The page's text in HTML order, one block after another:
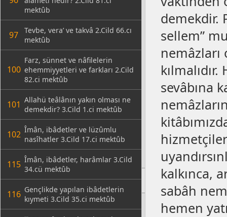
mektûb
97
Tevbe, vera’ ve takvâ 2.Cild 66.cı
mektûb
100
Farz, sünnet ve nâfilelerin
ehemmiyyetleri ve farkları 2.Cild
82.ci mektûb
101 Allahü teâlânın yakın olması ne
demekdir? 3.Cild 1.ci mektûb
102 Îmân, ibâdetler ve lüzûmlu
nasîhatler 3.Cild 17.ci mektûb
115 Îmân, ibâdetler, harâmlar 3.Cild
34.cü mektûb
116 Gençlikde yapılan ibâdetlerin
kıymeti 3.Cild 35.ci mektûb
demekdir.
sellem”
nemâzları
sevâbına
kalkınca,
sabâh
hemen